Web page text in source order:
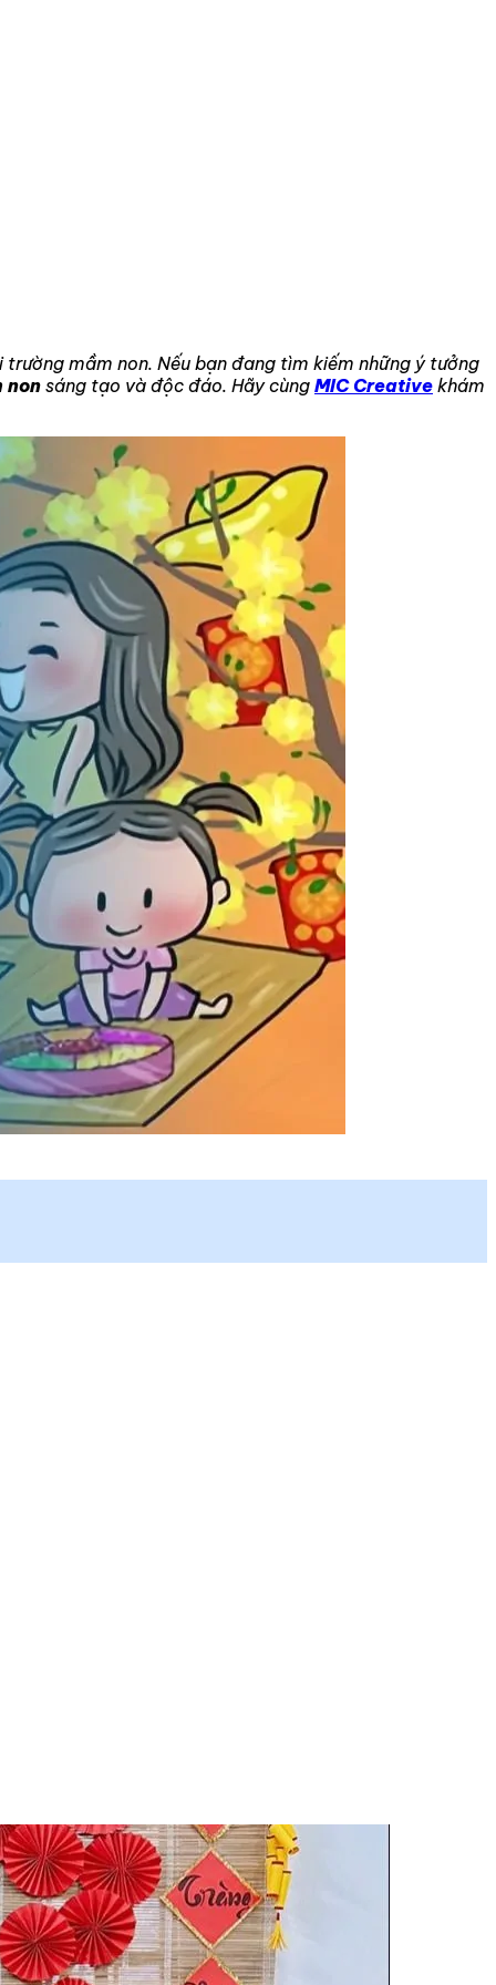
mầm non. Nếu bạn đang tìm kiếm những ý tưởng
non sáng tạo và độc đáo. Hãy cùng MIC Creative khám